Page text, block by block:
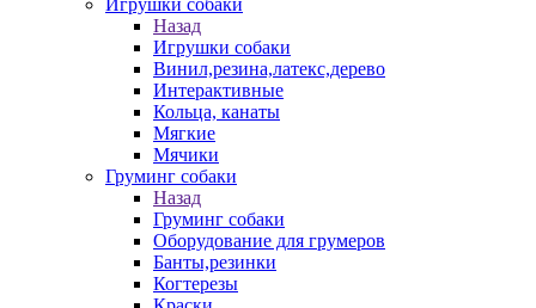
Игрушки собаки
Назад
Игрушки собаки
Винил,резина,латекс,дерево
Интерактивные
Кольца, канаты
Мягкие
Мячики
Груминг собаки
Назад
Груминг собаки
Оборудование для грумеров
Банты,резинки
Когтерезы